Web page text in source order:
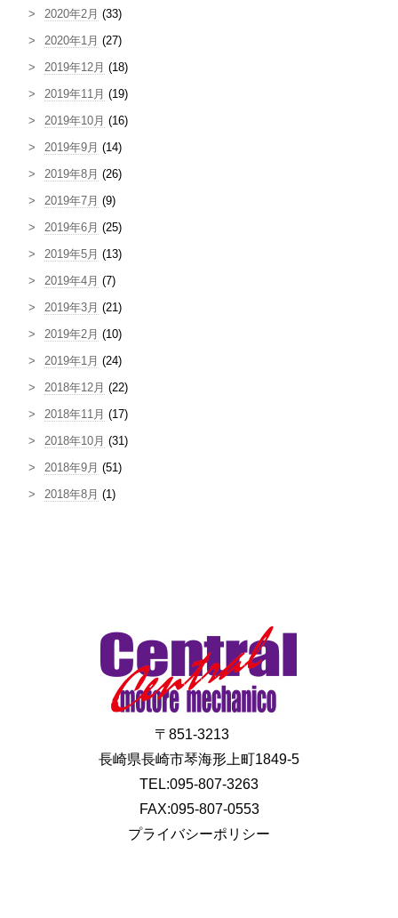
2020年2月 (33)
2020年1月 (27)
2019年12月 (18)
2019年11月 (19)
2019年10月 (16)
2019年9月 (14)
2019年8月 (26)
2019年7月 (9)
2019年6月 (25)
2019年5月 (13)
2019年4月 (7)
2019年3月 (21)
2019年2月 (10)
2019年1月 (24)
2018年12月 (22)
2018年11月 (17)
2018年10月 (31)
2018年9月 (51)
2018年8月 (1)
〒851-3213
長崎県長崎市琴海形上町1849-5
TEL:095-807-3263
FAX:095-807-0553
プライバシーポリシー